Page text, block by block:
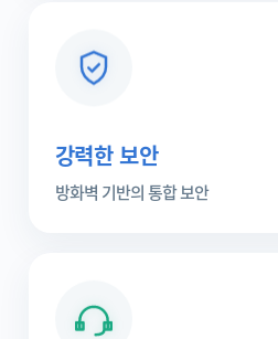
강력한 보안
방화벽 기반의 통합 보안